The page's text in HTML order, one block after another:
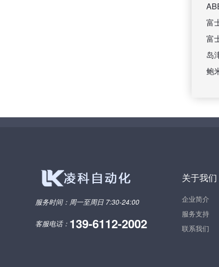
富
富
岛
鲍
服务时间： 周一至周日 7:30-24:00
客服电话： 139-6112-2002
关于我们
企业简介
服务支持
联系我们